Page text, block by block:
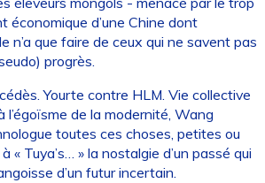
économique d’une Chine dont
n’a que faire de ceux qui ne savent pas
progrès.
Yourte contre HLM. Vie collective
l’égoïsme de la modernité, Wang
toutes ces choses, petites ou
« Tuya’s… » la nostalgie d’un passé qui
d’un futur incertain.